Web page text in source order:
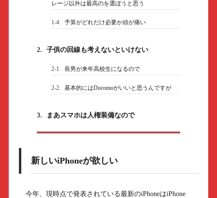
レージ以外は最高のを選ぼうと思う
1-4. 予算がどれだけ必要か頭が痛い
2. 子供の回線も考えないといけない
2-1. 長男が来年高校生になるので
2-2. 基本的にはDocomoがいいと思うんですが
3. まあスマホは人権装備なので
新しいiPhoneが欲しい
今年、現時点で発表されている最新のiPhoneはiPhone